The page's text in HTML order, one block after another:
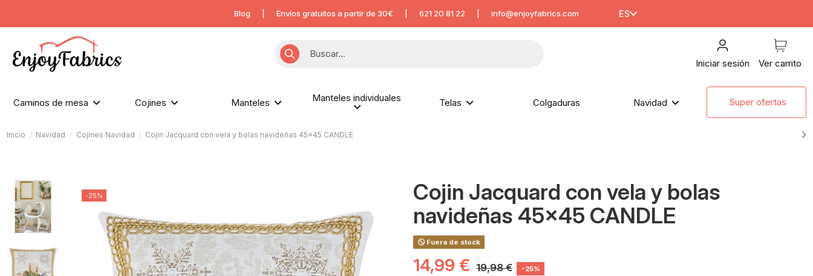
Blog Envíos gratuitos a partir de 30€ 621 20 81 22 info@enjoyfabrics.com ES
Iniciar sesión Ver carrito
Caminos de mesa Cojines Manteles Manteles individuales Telas Colgaduras Navidad Super ofertas
Inicio Navidad Cojines Navidad Cojin Jacquard con vela y bolas navideñas 45x45 CANDLE
-25%
Cojin Jacquard con vela y bolas
navideñas 45x45 CANDLE
Fuera de stock
14,99 € 19,98 € -25%